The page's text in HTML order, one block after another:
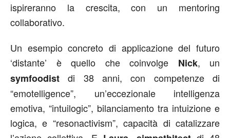
ispireranno la crescita, con un mentoring
collaborativo.
Un esempio concreto di applicazione del futuro
‘distante’ è quello che coinvolge Nick, un
symfoodist di 38 anni, con competenze di
“emotelligence”, un’eccezionale intelligenza
emotiva, “intuilogic”, bilanciamento tra intuizione e
logica, e “resonactivism”, capacità di catalizzare